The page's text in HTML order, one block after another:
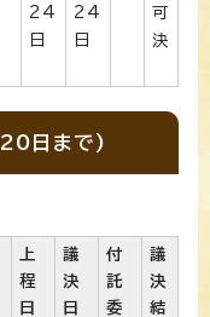
24
日
24
日
可
決
日まで)
上
程
日
議
決
日
付
託
委
議
決
結